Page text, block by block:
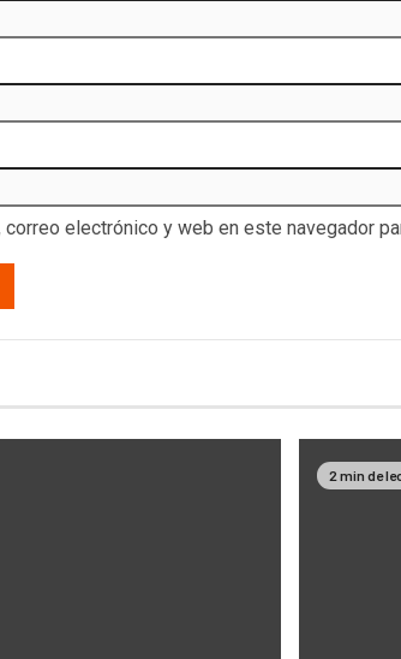
correo electrónico y web en este navegador
2 min de